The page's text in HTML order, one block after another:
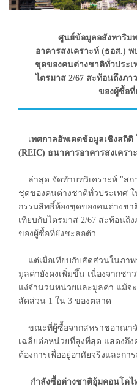
ศูนย์ข้อมูลอสังหาริม
อาคารสงเคราะห์ (ธอส.)
ชุดของคนต่างชาติทั่วประเ
ไตรมาส 2/67 สะท้อนถึงภา
ของผู้ซื้อที่
เทศกาลอัพเดตข้อมูลเชิงสถิ
(REIC) ธนาคารอาคารสงเครา
ล่าสุด จัดทำบทวิเคราะห์ "สถ
ชุดของคนต่างชาติทั่วประเทศ
กรรมสิทธิ์ห้องชุดของคนต่างชา
เทียบกับไตรมาส 2/67 สะท้อนถึ
ของผู้ซื้อที่ยังชะลอตัว
แต่เมื่อเทียบกับสัดส่วนในภา
มูลค่ายังคงเพิ่มขึ้น เนื่องจากชา
แง่จำนวนหน่วยและมูลค่า แม้จ
สัดส่วน 1 ใน 3 ของตลาด
ขณะที่ผู้ซื้อจากสหราชอาณาจั
เฉลี่ยต่อหน่วยที่สูงที่สุด แสดงถึ
ต้องการเพื่ออยู่อาศัยจริงและก
กำลังซื้อต่างชาติอุ้มคอนโดไ